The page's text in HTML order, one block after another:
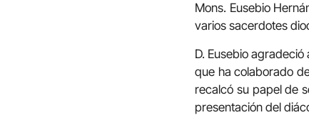
Mons. Eusebio
varios sacerdotes
D. Eusebio
que ha colaborado
recalcó su papel de
presentación del